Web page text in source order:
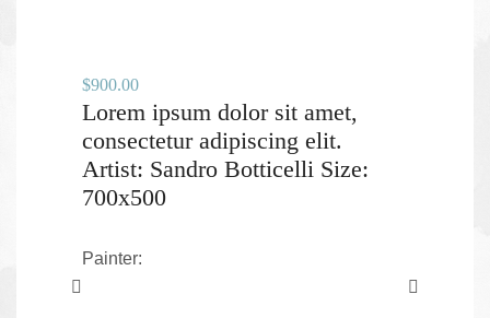
$900.00
Lorem ipsum dolor sit amet,
consectetur adipiscing elit.
Artist: Sandro Botticelli Size:
700x500
Painter: